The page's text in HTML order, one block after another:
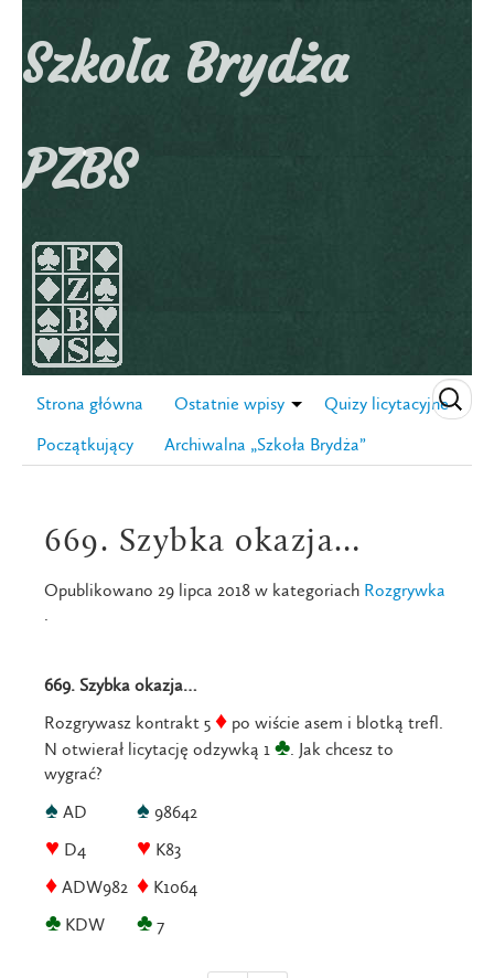
Szkoła Brydża
PZBS
Strona główna Ostatnie wpisy
Quizy licytacyjne
Początkujący
Archiwalna „Szkoła Brydża”
669. Szybka okazja…
Opublikowano 29 lipca 2018 w kategoriach Rozgrywka
.
669. Szybka okazja…
Rozgrywasz kontrakt 5 ♦ po wiście asem i blotką trefl.
N otwierał licytację odzywką 1 ♣. Jak chcesz to
wygrać?
♠ AD
♥ D4
♦ ADW982
♣ KDW
♠ 98642
♥ K83
♦ K1064
♣ 7